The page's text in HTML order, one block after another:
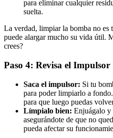
para eliminar cualquier
suelta.
La verdad, limpiar la bomba no es
puede alargar mucho su vida útil.
crees?
Paso 4: Revisa el Impulsor
Saca el impulsor: Si tu
para poder limpiarlo a
para que luego puedas
Límpialo bien: Enjuágalo y
asegurándote de que no
pueda afectar su